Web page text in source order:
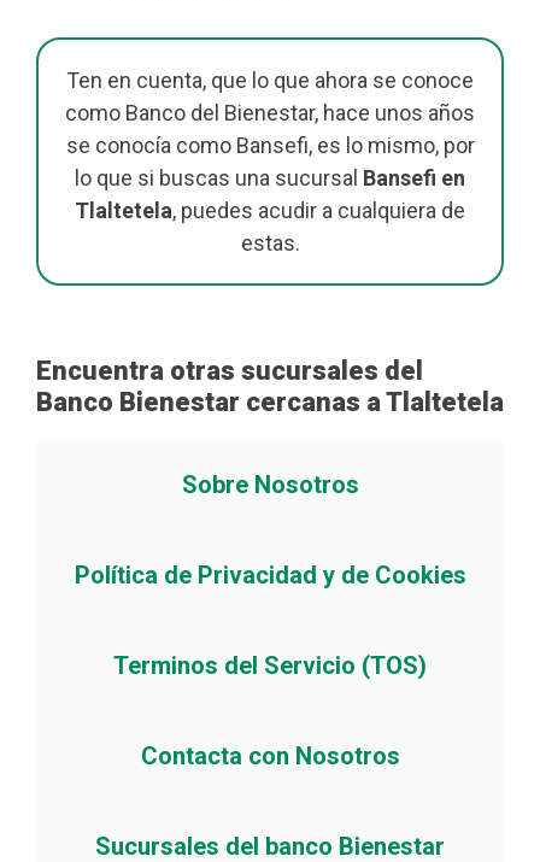
Ten en cuenta, que lo que ahora se conoce
como Banco del Bienestar, hace unos años
se conocía como Bansefi, es lo mismo, por
lo que si buscas una sucursal Bansefi en
Tlaltetela, puedes acudir a cualquiera de
estas.
Encuentra otras sucursales del
Banco Bienestar cercanas a Tlaltetela
Sobre Nosotros
Política de Privacidad y de Cookies
Terminos del Servicio (TOS)
Contacta con Nosotros
Sucursales del banco Bienestar